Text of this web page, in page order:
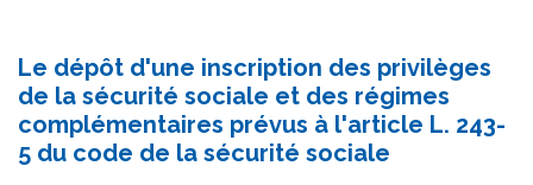
Le dépôt d'une inscription des privilèges
de la sécurité sociale et des régimes
complémentaires prévus à l'article L. 243-
5 du code de la sécurité sociale